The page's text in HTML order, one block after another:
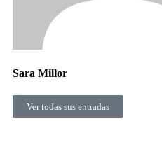
Sara Millor
Ver todas sus entradas